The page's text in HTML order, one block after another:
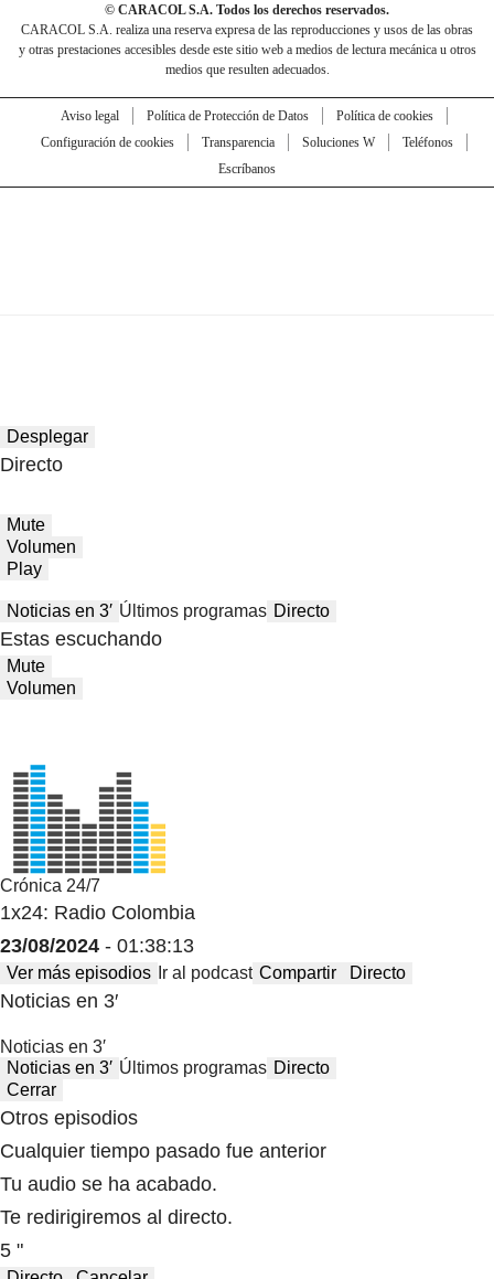
© CARACOL S.A. Todos los derechos reservados.
CARACOL S.A. realiza una reserva expresa de las reproducciones y usos de las obras
y otras prestaciones accesibles desde este sitio web a medios de lectura mecánica u otros
medios que resulten adecuados.
Aviso legal Política de Protección de Datos
Política de cookies
Configuración de cookies
Transparencia Soluciones W
Teléfonos
Escríbanos
Desplegar
Directo
Mute
Volumen
Play
Noticias en 3′ Últimos programas Directo
Estas escuchando
Mute
Volumen
Crónica 24/7
1x24: Radio Colombia
23/08/2024 - 01:38:13
Ver más episodios Ir al podcast Compartir Directo
Noticias en 3′
Noticias en 3′
Noticias en 3′ Últimos programas Directo
Cerrar
Otros episodios
Cualquier tiempo pasado fue anterior
Tu audio se ha acabado.
Te redirigiremos al directo.
5 "